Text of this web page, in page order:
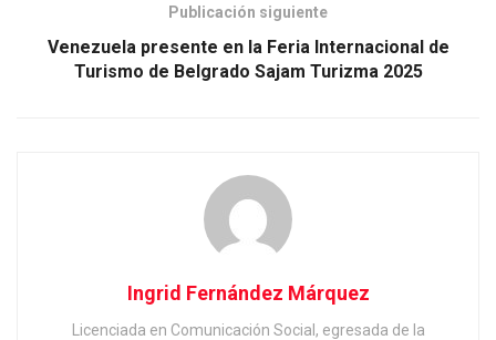
Publicación siguiente
Venezuela presente en la Feria Internacional de
Turismo de Belgrado Sajam Turizma 2025
Ingrid Fernández Márquez
Licenciada en Comunicación Social, egresada de la